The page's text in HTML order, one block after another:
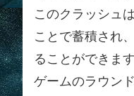
このクラッシュ
ことで蓄積され
ることができます
ゲームのラウン